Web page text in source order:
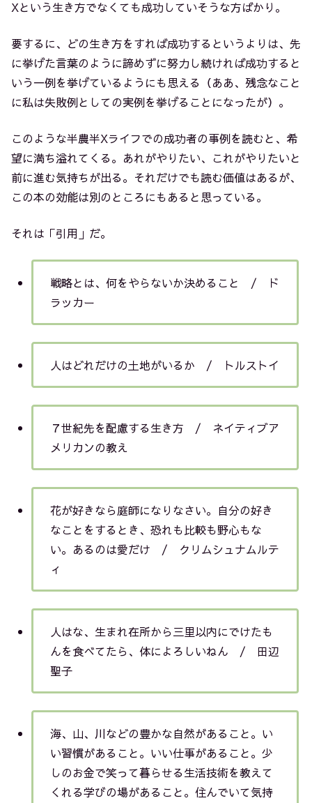
Xという生き方でなくても成功していそうな方ばかり。
要するに、どの生き方をすれば成功するというよりは、先
に挙げた言葉のように諦めずに努力し続ければ成功すると
いう一例を挙げているようにも思える（ああ、残念なこと
に私は失敗例としての実例を挙げることになったが）。
このような半農半Xライフでの成功者の事例を読むと、希
望に満ち溢れてくる。あれがやりたい、これがやりたいと
前に進む気持ちが出る。それだけでも読む価値はあるが、
この本の効能は別のところにもあると思っている。
それは「引用」だ。
戦略とは、何をやらないか決めること / ド
ラッカー
人はどれだけの土地がいるか / トルストイ
７世紀先を配慮する生き方 / ネイティブア
メリカンの教え
花が好きなら庭師になりなさい。自分の好き
なことをするとき、恐れも比較も野心もな
い。あるのは愛だけ / クリムシュナムルテ
ィ
人はな、生まれ在所から三里以内にでけたも
んを食べてたら、体によろしいねん / 田辺
聖子
海、山、川などの豊かな自然があること。い
い習慣があること。いい仕事があること。少
しのお金で笑って暮らせる生活技術を教えて
くれる学びの場があること。住んでいて気持